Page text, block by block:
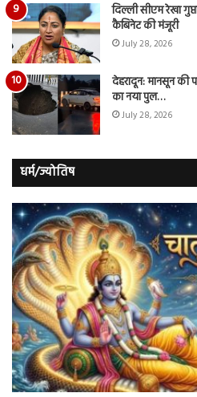
दिल्ली सीएम रेखा
कैबिनेट की मंजूरी
July 28, 2026
देहरादून: मानसून की
का नया पुल…
July 28, 2026
धर्म/ज्योतिष